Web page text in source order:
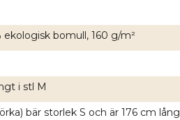
ekologisk bomull, 160 g/m²
i stl M
bär storlek S och är 176 cm lång